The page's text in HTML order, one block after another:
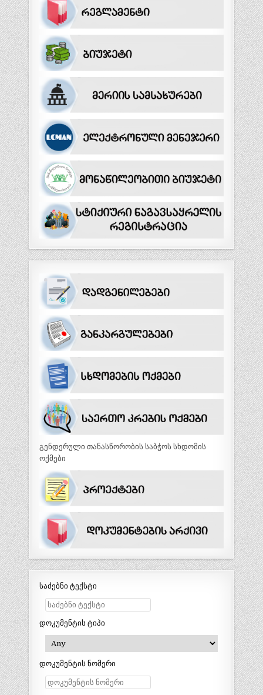
გენდერული თანასწორობის საბჭოს სხდომის
ოქმები
საძებნი ტექსტი
დოკუმენტის ტიპი
დოკუმენტის ნომერი